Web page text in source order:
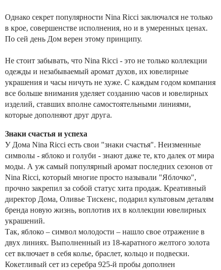
Однако секрет популярности Nina Ricci заключался не только
в крое, совершенстве исполнения, но и в умеренных ценах.
По сей день Дом верен этому принципу.
Не стоит забывать, что Nina Ricci - это не только коллекции
одежды и незабываемый аромат духов, их ювелирные
украшения и часы ничуть не хуже. С каждым годом компания
все больше внимания уделяет созданию часов и ювелирных
изделий, ставших вполне самостоятельными линиями,
которые дополняют друг друга.
Знаки счастья и успеха
У Дома Nina Ricci есть свои "знаки счастья". Неизменные
символы - яблоко и голуби - знают даже те, кто далек от мира
моды. А уж самый популярный аромат последних сезонов от
Nina Ricci, который многие просто называли "Яблочко",
прочно закрепил за собой статус хита продаж. Креативный
директор Дома, Оливье Тискенс, подарил культовым деталям
бренда новую жизнь, воплотив их в коллекции ювелирных
украшений.
Так, яблоко – символ молодости – нашло свое отражение в
двух линиях. Выполненный из 18-каратного желтого золота
сет включает в себя колье, браслет, кольцо и подвески.
Кокетливый сет из серебра 925-й пробы дополнен